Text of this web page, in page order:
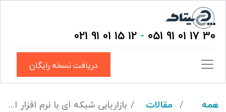
30 17 01 91 051
-
12 15 01 91 021
دریافت نسخه رایگان
همه
مقالات
بازاریابی شبکه ای با نرم افزار اتوماسیون بازاریابی